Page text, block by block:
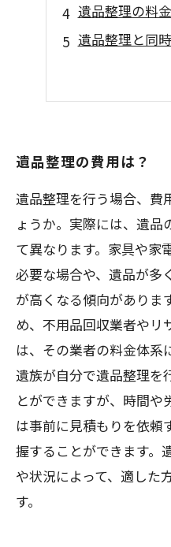
遺品整理の料
遺品整理と同
遺品整理の費用は？
遺品整理を行う場合、費
ょうか。実際には、遺品
て異なります。家具や家
必要な場合や、遺品が多
が高くなる傾向がありま
め、不用品回収業者やリ
は、その業者の料金体系
遺族が自分で遺品整理を
とができますが、時間や
は事前に見積もりを依頼
握することができます。
や状況によって、適した
す。